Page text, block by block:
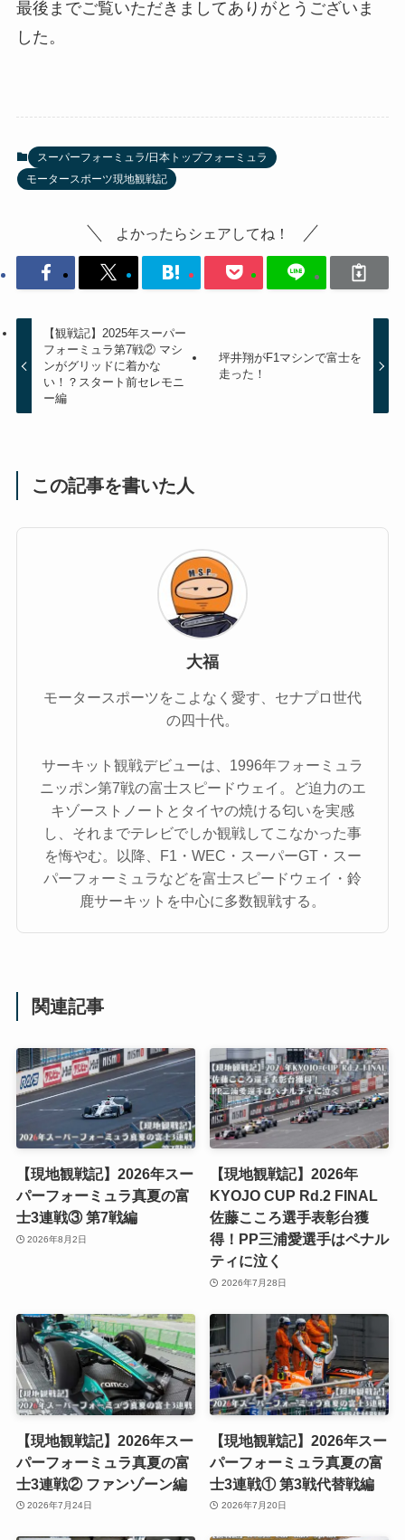
最後までご覧いただきましてありがとうございま
した。
スーパーフォーミュラ/日本トップフォーミュラ
モータースポーツ現地観戦記
よかったらシェアしてね！
【観戦記】2025年スーパー
フォーミュラ第7戦② マシ
ンがグリッドに着かな
い！？スタート前セレモニ
ー編
坪井翔がF1マシンで富士を
走った！
この記事を書いた人
大福
モータースポーツをこよなく愛す、セナプロ世代
の四十代。
サーキット観戦デビューは、1996年フォーミュラ
ニッポン第7戦の富士スピードウェイ。ど迫力のエ
キゾーストノートとタイヤの焼ける匂いを実感
し、それまでテレビでしか観戦してこなかった事
を悔やむ。以降、F1・WEC・スーパーGT・スー
パーフォーミュラなどを富士スピードウェイ・鈴
鹿サーキットを中心に多数観戦する。
関連記事
【現地観戦記】2026年スー
パーフォーミュラ真夏の富
士3連戦③ 第7戦編
2026年8月2日
【現地観戦記】2026年
KYOJO CUP Rd.2 FINAL
佐藤こころ選手表彰台獲
得！PP三浦愛選手はペナル
ティに泣く
2026年7月28日
【現地観戦記】2026年スー
パーフォーミュラ真夏の富
士3連戦② ファンゾーン編
2026年7月24日
【現地観戦記】2026年スー
パーフォーミュラ真夏の富
士3連戦① 第3戦代替戦編
2026年7月20日